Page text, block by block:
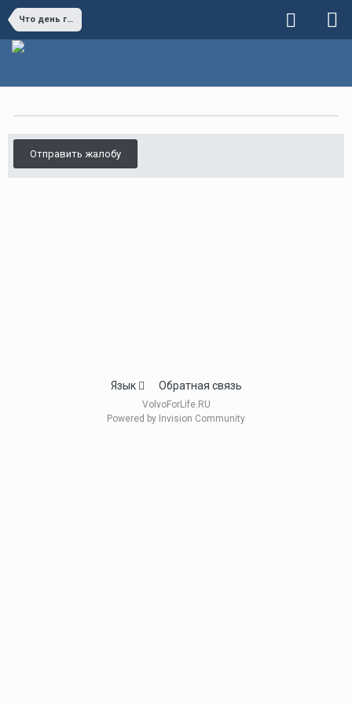
Что день грядущий нам готовит
Отправить жалобу
Язык Обратная связь
VolvoForLife.RU
Powered by Invision Community